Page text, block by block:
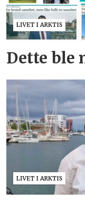
LIVET I ARKTIS
Dette ble
LIVET I ARKTIS